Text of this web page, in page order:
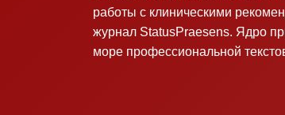
работы с клиническими
журнал StatusPraesens. Ядро
море профессиональной